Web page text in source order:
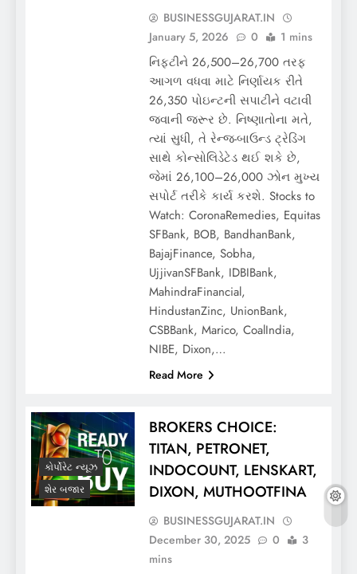
BUSINESSGUJARAT.IN
January 5, 2026
0 1 mins
નિફ્ટીને 26,500–26,700 તરફ
આગળ વધવા માટે નિર્ણાયક રીતે
26,350 પોઇન્ટની સપાટીને વટાવી
જવાની જરૂર છે. નિષ્ણાતોના મતે,
ત્યાં સુધી, તે રેન્જ-બાઉન્ડ ટ્રેડિંગ
સાથે કોન્સોલિડેટેડ થઈ શકે છે,
જેમાં 26,100–26,000 ઝોન મુખ્ય
સપોર્ટ તરીકે કાર્ય કરશે. Stocks to
Watch: CoronaRemedies, Equitas
SFBank, BOB, BandhanBank,
BajajFinance, Sobha,
UjjivanSFBank, IDBIBank,
MahindraFinancial,
HindustanZinc, UnionBank,
CSBBank, Marico, CoalIndia,
NIBE, Dixon,…
Read More
કોર્પોરેટ ન્યૂઝ
શેર બજાર
BROKERS CHOICE:
TITAN, PETRONET,
INDOCOUNT, LENSKART,
DIXON, MUTHOOTFINA
BUSINESSGUJARAT.IN
December 30, 2025
0
3
mins